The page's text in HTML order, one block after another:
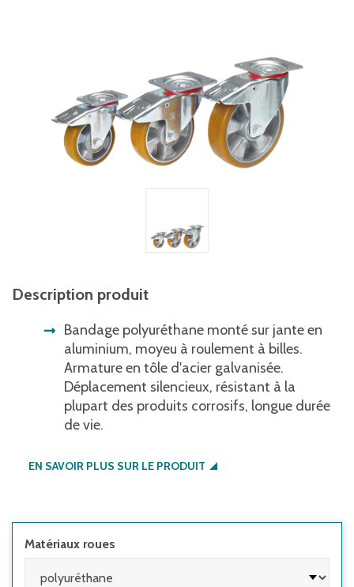
Description produit
Bandage polyuréthane monté sur jante en
aluminium, moyeu à roulement à billes.
Armature en tôle d'acier galvanisée.
Déplacement silencieux, résistant à la
plupart des produits corrosifs, longue durée
de vie.
EN SAVOIR PLUS SUR LE PRODUIT
Matériaux roues